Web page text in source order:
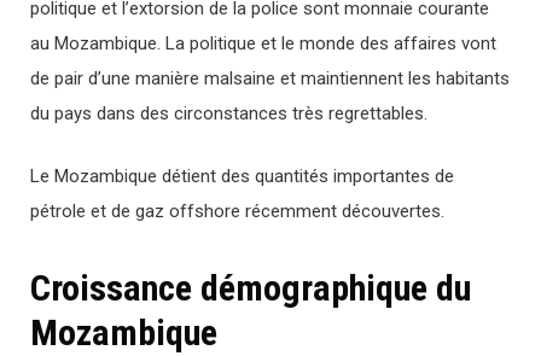
politique et l’extorsion de la police sont monnaie courante
au Mozambique. La politique et le monde des affaires vont
de pair d’une manière malsaine et maintiennent les habitants
du pays dans des circonstances très regrettables.
Le Mozambique détient des quantités importantes de
pétrole et de gaz offshore récemment découvertes.
Croissance démographique du
Mozambique